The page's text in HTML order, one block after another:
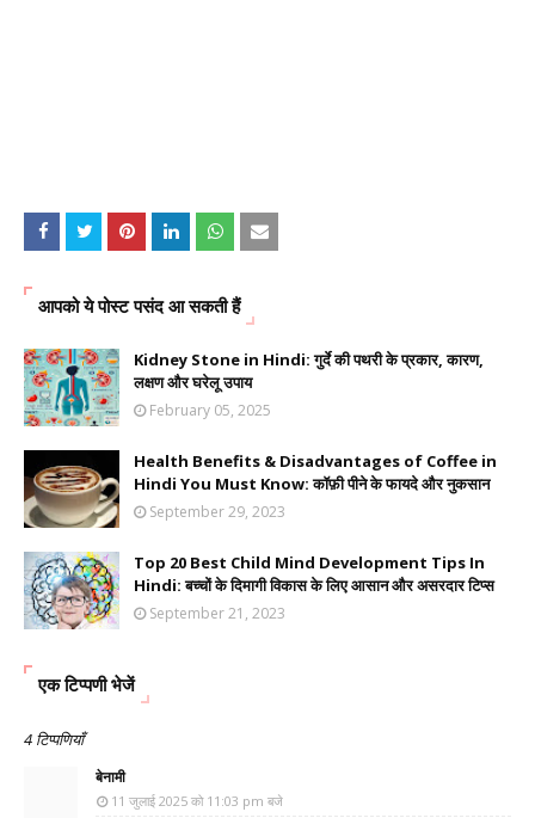
आपको ये पोस्ट पसंद आ सकती हैं
Kidney Stone in Hindi: गुर्दे की पथरी के प्रकार, कारण,
लक्षण और घरेलू उपाय
February 05, 2025
Health Benefits & Disadvantages of Coffee in
Hindi You Must Know: कॉफ़ी पीने के फायदे और नुकसान
September 29, 2023
Top 20 Best Child Mind Development Tips In
Hindi: बच्चों के दिमागी विकास के लिए आसान और असरदार टिप्स
September 21, 2023
एक टिप्पणी भेजें
4 टिप्पणियाँ
बेनामी
11 जुलाई 2025 को 11:03 pm बजे